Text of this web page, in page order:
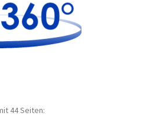
44 Seiten: